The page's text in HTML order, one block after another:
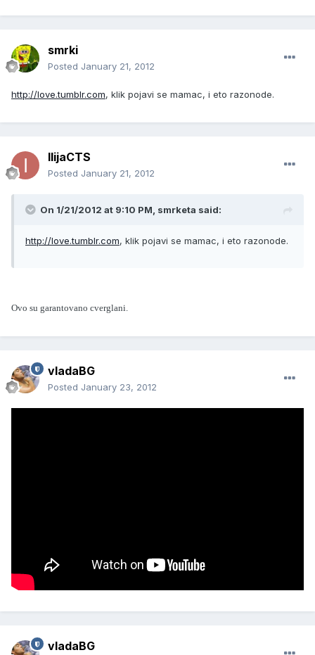
smrki
Posted January 21, 2012
http://love.tumblr.com, klik pojavi se mamac, i eto razonode.
IlijaCTS
Posted January 21, 2012
On 1/21/2012 at 9:10 PM, smrketa said:
http://love.tumblr.com, klik pojavi se mamac, i eto razonode.
Ovo su garantovano cverglani.
vladaBG
Posted January 23, 2012
vladaBG